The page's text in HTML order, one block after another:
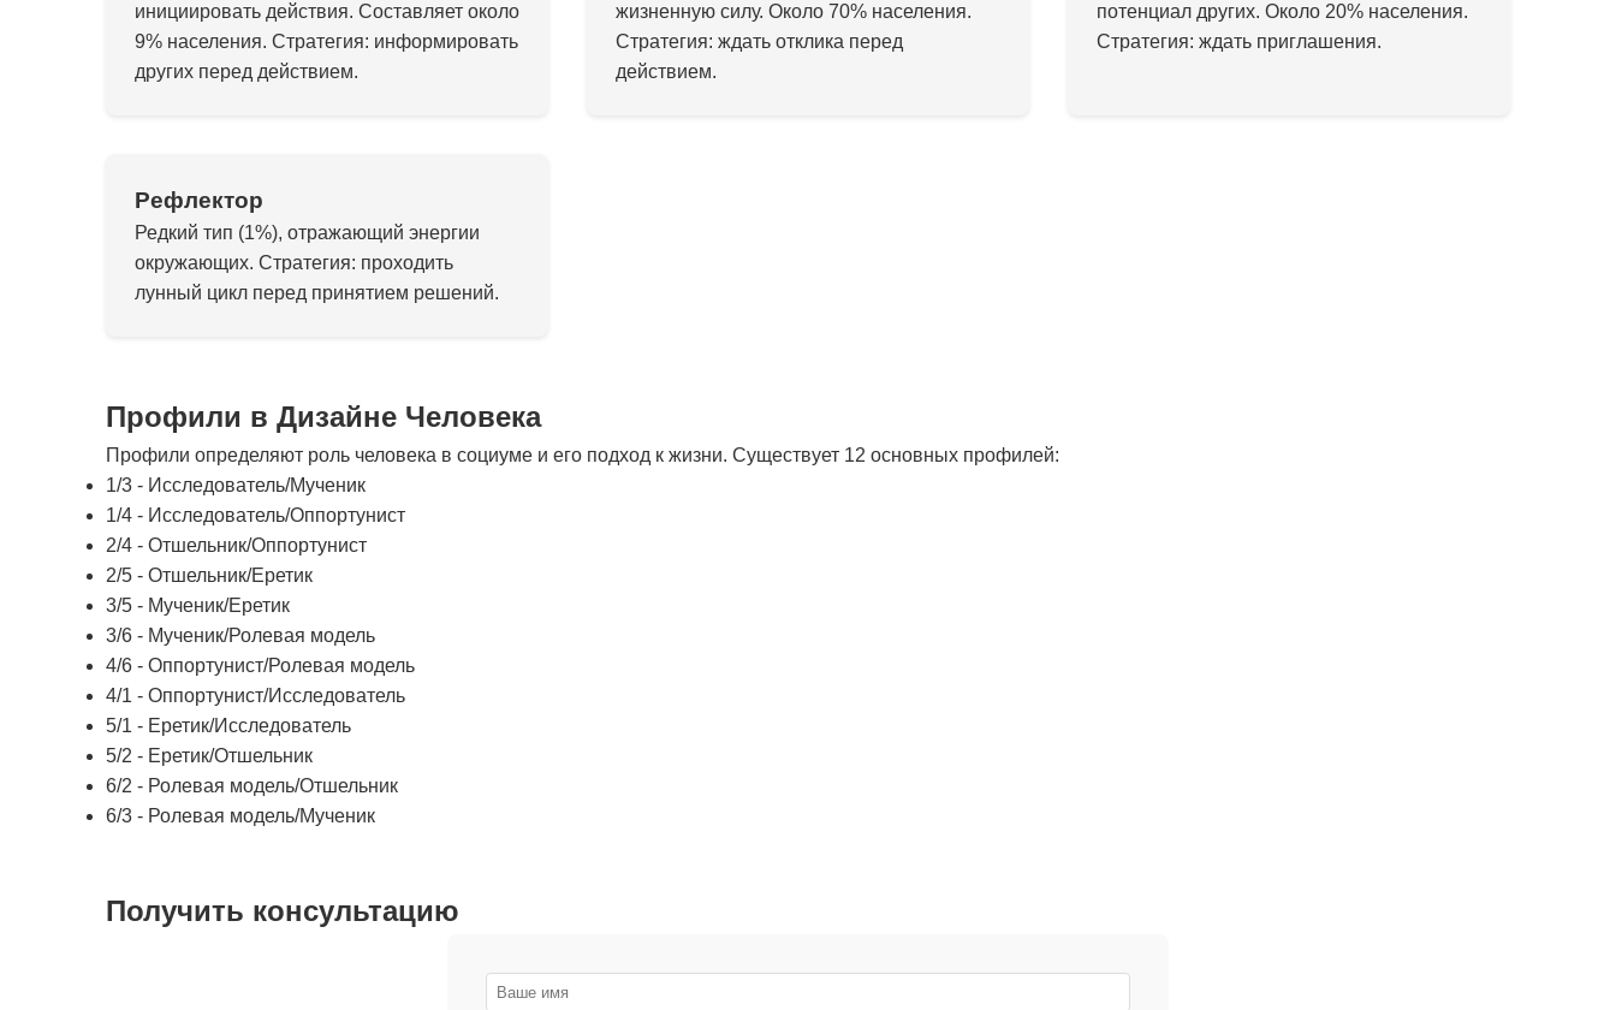
инициировать действия. Составляет около
9% населения. Стратегия: информировать
других перед действием.
жизненную силу. Около 70% населения.
Стратегия: ждать отклика перед
действием.
потенциал других. Около 20% населения.
Стратегия: ждать приглашения.
Рефлектор
Редкий тип (1%), отражающий энергии
окружающих. Стратегия: проходить
лунный цикл перед принятием решений.
Профили в Дизайне Человека
Профили определяют роль человека в социуме и его подход к жизни. Существует 12 основных профилей:
1/3 - Исследователь/Мученик
1/4 - Исследователь/Оппортунист
2/4 - Отшельник/Оппортунист
2/5 - Отшельник/Еретик
3/5 - Мученик/Еретик
3/6 - Мученик/Ролевая модель
4/6 - Оппортунист/Ролевая модель
4/1 - Оппортунист/Исследователь
5/1 - Еретик/Исследователь
5/2 - Еретик/Отшельник
6/2 - Ролевая модель/Отшельник
6/3 - Ролевая модель/Мученик
Получить консультацию